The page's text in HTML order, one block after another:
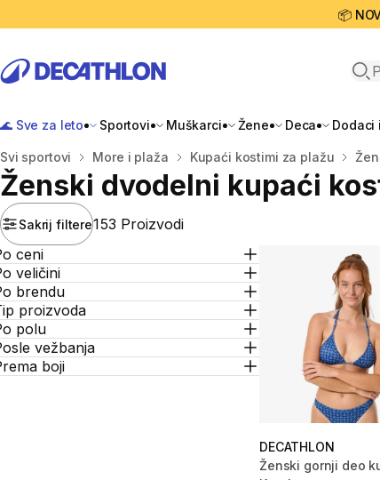
📦
🌊 Sve za leto Sportovi Muškarci Žene Deca Dodaci
Početna stranica
Svi sportovi More i plaža Kupaći kostimi za plažu
Ženski dvodelni kupaći
Sakrij filtere153 Proizvodi
ceni
veličini
brendu
proizvoda
polu
vežbanja
boji
DECATHLON
Ženski gornji deo